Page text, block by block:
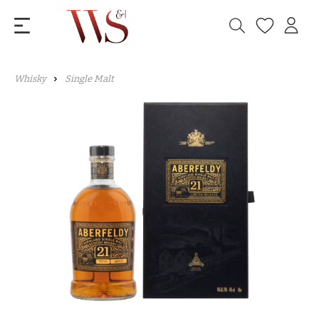
Whisky Single Malt